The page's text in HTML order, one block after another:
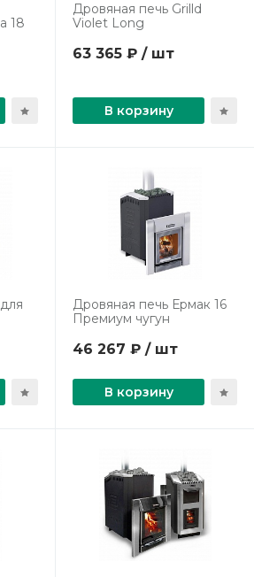
18
Дровяная печь Grilld
Violet Long
63 365 ₽ / шт
В корзину
Дровяная печь Ермак 16
Премиум чугун
46 267 ₽ / шт
В корзину